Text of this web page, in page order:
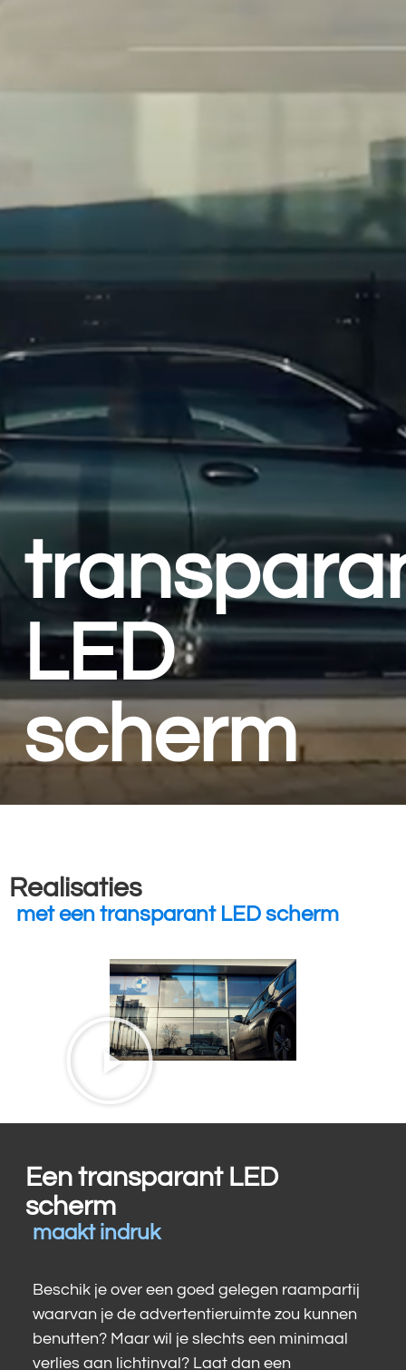
LED
scherm
Een transparant LED
scherm
maakt indruk
Beschik je over een goed gelegen raampartij
waarvan je de advertentieruimte zou kunnen
benutten? Maar wil je slechts een minimaal
verlies aan lichtinval? Laat dan een
Realisaties
met een transparant LED scherm